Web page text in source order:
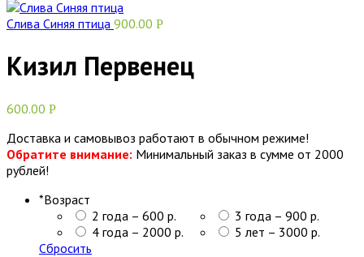
Слива Синяя птица 900.00 Р
Кизил Первенец
600.00 Р
Доставка и самовывоз работают в обычном режиме!
Обратите внимание: Минимальный заказ в сумме от 2000
рублей!
*Возраст
2 года – 600 р.
3 года – 900 р.
4 года – 2000 р.
5 лет – 3000 р.
Сбросить